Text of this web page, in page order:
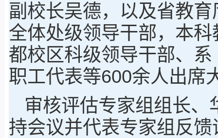
副校长吴德，以及省教
全体处级领导干部，本
都校区科级领导干部、
职工代表等600余人出席
审核评估专家组组长
持会议并代表专家组反